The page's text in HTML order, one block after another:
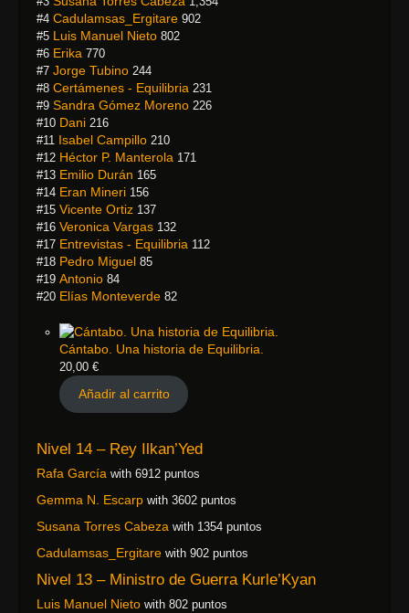
#4 Cadulamsas_Ergitare 902
#5 Luis Manuel Nieto 802
#6 Erika 770
#7 Jorge Tubino 244
#8 Certámenes - Equilibria 231
#9 Sandra Gómez Moreno 226
#10 Dani 216
#11 Isabel Campillo 210
#12 Héctor P. Manterola 171
#13 Emilio Durán 165
#14 Eran Mineri 156
#15 Vicente Ortiz 137
#16 Veronica Vargas 132
#17 Entrevistas - Equilibria 112
#18 Pedro Miguel 85
#19 Antonio 84
#20 Elías Monteverde 82
Cántabo. Una historia de Equilibria.
20,00 €
Añadir al carrito
Nivel 14 – Rey Ilkan’Yed
Rafa García with 6912 puntos
Gemma N. Escarp with 3602 puntos
Susana Torres Cabeza with 1354 puntos
Cadulamsas_Ergitare with 902 puntos
Nivel 13 – Ministro de Guerra Kurle’Kyan
Luis Manuel Nieto with 802 puntos